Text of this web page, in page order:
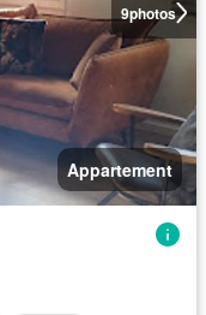
9photos
Appartement